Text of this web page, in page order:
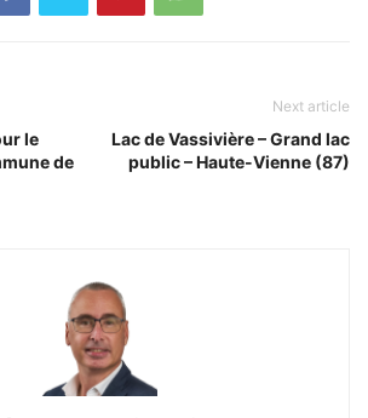
le
de
Next article
Lac de Vassivière – Grand lac
public – Haute-Vienne (87)